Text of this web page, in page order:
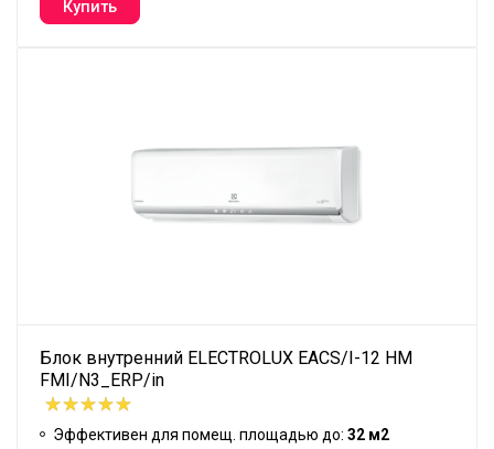
Блок внутренний ELECTROLUX EACS/I-12 HM
FMI/N3_ERP/in
Эффективен для помещ. площадью до: 32 м2